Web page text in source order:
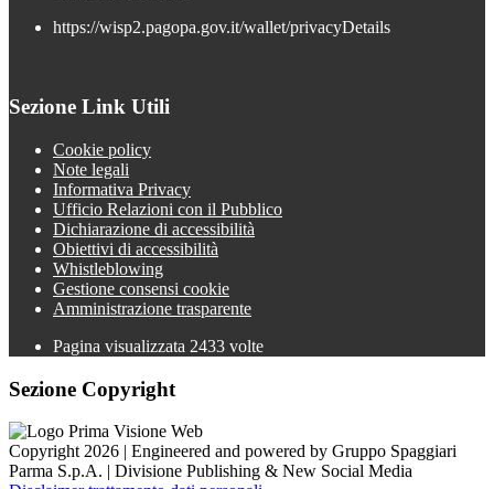
https://wisp2.pagopa.gov.it/wallet/privacyDetails
Sezione Link Utili
Cookie policy
Note legali
Informativa Privacy
Ufficio Relazioni con il Pubblico
Dichiarazione di accessibilità
Obiettivi di accessibilità
Whistleblowing
Gestione consensi cookie
Amministrazione trasparente
Pagina visualizzata 2433 volte
Sezione Copyright
Copyright 2026 | Engineered and powered by Gruppo Spaggiari
Parma S.p.A. | Divisione Publishing & New Social Media